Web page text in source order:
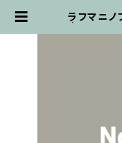
ラフマニノ